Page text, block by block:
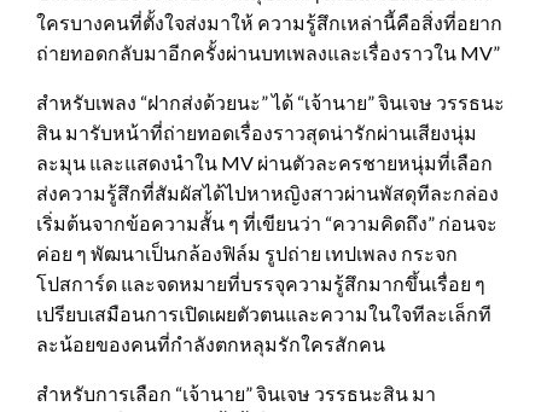
ใครบางคนที่ตั้งใจส่งมาให้ ความรู้สึกเหล่านี้คือสิ่งที่อยาก
ถ่ายทอดกลับมาอีกครั้งผ่านบทเพลงและเรื่องราวใน MV”
สำหรับเพลง “ฝากส่งด้วยนะ” ได้ “เจ้านาย” จินเจษ วรรธนะ
สิน มารับหน้าที่ถ่ายทอดเรื่องราวสุดน่ารักผ่านเสียงนุ่ม
ละมุน และแสดงนำใน MV ผ่านตัวละครชายหนุ่มที่เลือก
ส่งความรู้สึกที่สัมผัสได้ไปหาหญิงสาวผ่านพัสดุทีละกล่อง
เริ่มต้นจากข้อความสั้น ๆ ที่เขียนว่า “ความคิดถึง” ก่อนจะ
ค่อย ๆ พัฒนาเป็นกล้องฟิล์ม รูปถ่าย เทปเพลง กระจก
โปสการ์ด และจดหมายที่บรรจุความรู้สึกมากขึ้นเรื่อย ๆ
เปรียบเสมือนการเปิดเผยตัวตนและความในใจทีละเล็กที
ละน้อยของคนที่กำลังตกหลุมรักใครสักคน
สำหรับการเลือก “เจ้านาย” จินเจษ วรรธนะสิน มา